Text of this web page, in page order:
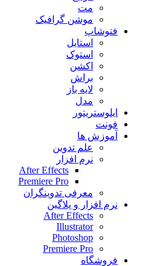
مت
موشن گرافیک
فتوشاپ
استایل
استوک
اکشن
براش
لایه باز
مدل
ایلوستریتور
فونت
آموزش ها
علم تدوین
نرم افزار
After Effects
Premiere Pro
معرفی تدوینگران
نرم افزار و پلاگین
After Effects
Illustrator
Photoshop
Premiere Pro
فروشگاه